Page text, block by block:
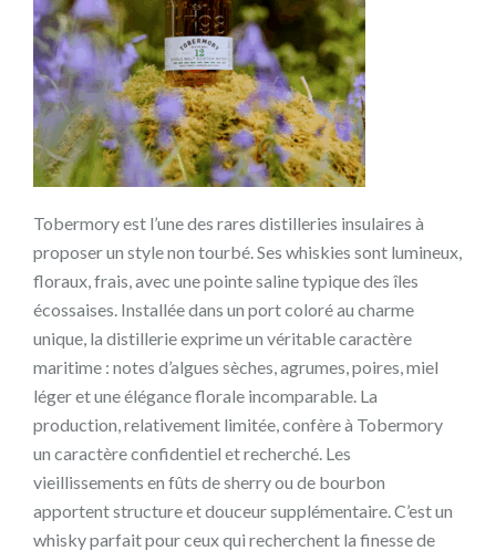
Tobermory est l’une des rares distilleries insulaires à
proposer un style non tourbé. Ses whiskies sont lumineux,
floraux, frais, avec une pointe saline typique des îles
écossaises. Installée dans un port coloré au charme
unique, la distillerie exprime un véritable caractère
maritime : notes d’algues sèches, agrumes, poires, miel
léger et une élégance florale incomparable. La
production, relativement limitée, confère à Tobermory
un caractère confidentiel et recherché. Les
vieillissements en fûts de sherry ou de bourbon
apportent structure et douceur supplémentaire. C’est un
whisky parfait pour ceux qui recherchent la finesse de